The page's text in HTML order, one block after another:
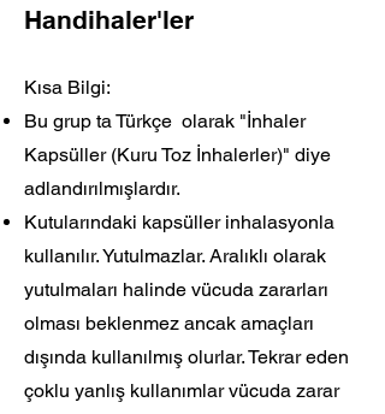
Handihaler'ler
Kısa Bilgi:
Bu grup ta Türkçe olarak "İnhaler
Kapsüller (Kuru Toz İnhalerler)" diye
adlandırılmışlardır.
Kutularındaki kapsüller inhalasyonla
kullanılır. Yutulmazlar. Aralıklı olarak
yutulmaları halinde vücuda zararları
olması beklenmez ancak amaçları
dışında kullanılmış olurlar.Tekrar eden
çoklu yanlış kullanımlar vücuda zarar